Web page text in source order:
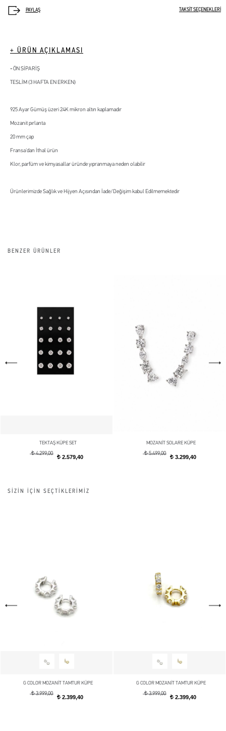
TAKSİT SEÇENEKLERİ
+ ÜRÜN AÇIKLAMASI
ÖN SİPARİŞ
TESLİM (3 HAFTA EN ERKEN)
925 Ayar Gümüş üzeri 24K mikron altın kaplamadır
Mozanit pırlanta
20 mm çap
Fransa'dan İthal ürün
Klor, parfüm ve kimyasallar üründe yıpranmaya neden olabilir
Ürünlerimizde Sağlık ve Hijyen Açısından İade/Değişim kabul Edilmemektedir
BENZER ÜRÜNLER
TEKTAŞ KÜPE SET
t4.299,00
t 2.579,40
MOZANİT SOLARE KÜPE
t5.499,00
t 3.299,40
SİZİN İÇİN SEÇTİKLERİMİZ
G COLOR MOZANİT TAMTUR KÜPE
t3.999,00
t 2.399,40
G COLOR MOZANİT TAMTUR KÜPE
t3.999,00
t 2.399,40